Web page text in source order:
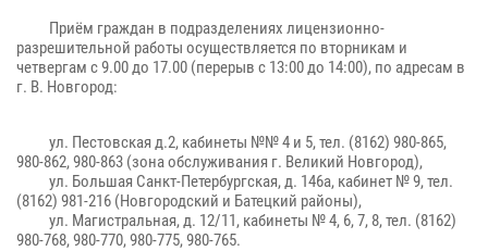
Приём граждан в подразделениях лицензионно-
разрешительной работы осуществляется по вторникам и
четвергам с 9.00 до 17.00 (перерыв с 13:00 до 14:00), по адресам в
г. В. Новгород:
ул. Пестовская д.2, кабинеты №№ 4 и 5, тел. (8162) 980-865,
980-862, 980-863 (зона обслуживания г. Великий Новгород),
ул. Большая Санкт-Петербургская, д. 146а, кабинет № 9, тел.
(8162) 981-216 (Новгородский и Батецкий районы),
ул. Магистральная, д. 12/11, кабинеты № 4, 6, 7, 8, тел. (8162)
980-768, 980-770, 980-775, 980-765.